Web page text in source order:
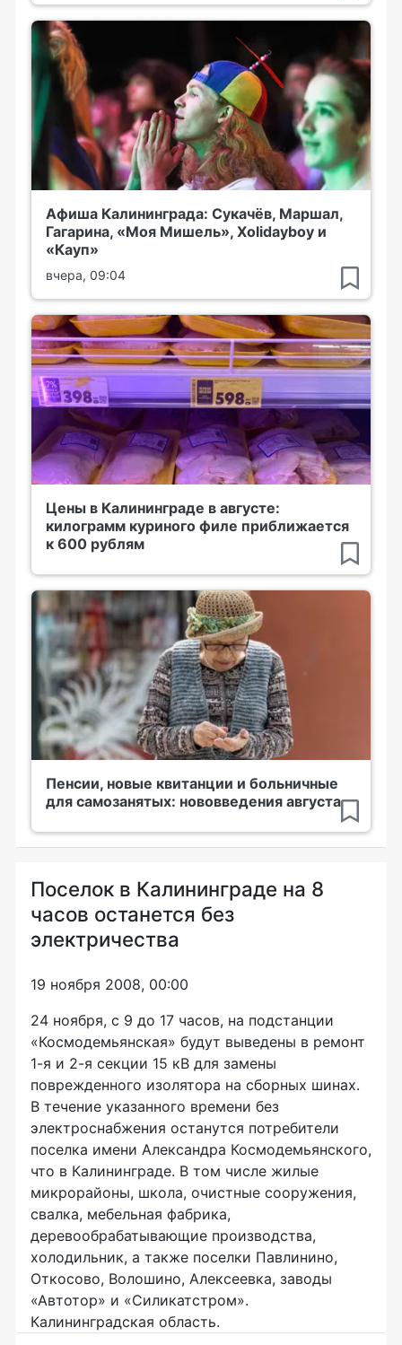
Афиша Калининграда: Сукачёв, Маршал,
Гагарина, «Моя Мишель», Xolidayboy и
«Кауп»
вчера, 09:04
Цены в Калининграде в августе:
килограмм куриного филе приближается
к 600 рублям
Пенсии, новые квитанции и больничные
для самозанятых: нововведения августа
Поселок в Калининграде на 8
часов останется без
электричества
19 ноября 2008, 00:00
24 ноября, с 9 до 17 часов, на подстанции
«Космодемьянская» будут выведены в ремонт
1-я и 2-я секции 15 кВ для замены
поврежденного изолятора на сборных шинах.
В течение указанного времени без
электроснабжения останутся потребители
поселка имени Александра Космодемьянского,
что в Калининграде. В том числе жилые
микрорайоны, школа, очистные сооружения,
свалка, мебельная фабрика,
деревообрабатывающие производства,
холодильник, а также поселки Павлинино,
Откосово, Волошино, Алексеевка, заводы
«Автотор» и «Силикатстром».
Калининградская область.